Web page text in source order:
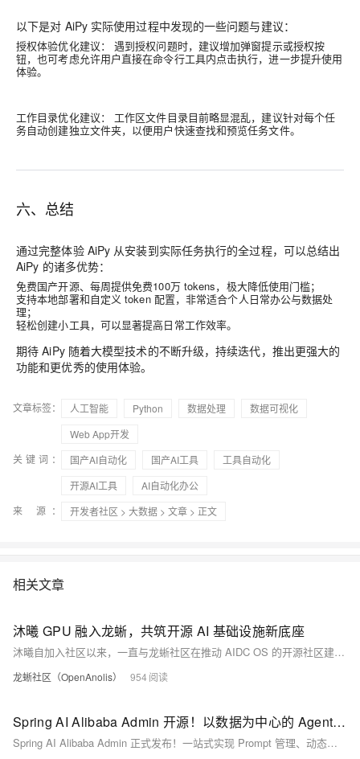
以下是对 AiPy 实际使用过程中发现的一些问题与建议：
授权体验优化建议：
遇到授权问题时，建议增加弹窗提示或授权按
钮，也可考虑允许用户直接在命令行工具内点击执行，进一步提升使用
体验。
工作目录优化建议：
工作区文件目录目前略显混乱，建议针对每个任
务自动创建独立文件夹，以便用户快速查找和预览任务文件。
六、总结
通过完整体验 AiPy 从安装到实际任务执行的全过程，可以总结出
AiPy 的诸多优势：
免费国产开源、每周提供免费100万 tokens，极大降低使用门槛；
支持本地部署和自定义 token 配置，非常适合个人日常办公与数据处
理；
轻松创建小工具，可以显著提高日常工作效率。
期待 AiPy 随着大模型技术的不断升级，持续迭代，推出更强大的
功能和更优秀的使用体验。
文章标签： 人工智能 Python 数据处理
数据可视化
Web App开发
关键词：
国产AI自动化 国产AI工具
工具自动化
开源AI工具
AI自动化办公
来 源：
开发者社区 > 大数据 > 文章 > 正文
相关文章
沐曦 GPU 融入龙蜥，共筑开源 AI 基础设施新底座
沐曦自加入社区以来，一直与龙蜥社区在推动 AIDC OS 的开源社区建设等方面保持合作。
龙蜥社区（OpenAnolis） 954
Spring AI Alibaba Admin 开源！以数据为中心的 Agent 开发平台
Spring AI Alibaba Admin 正式发布！一站式实现 Prompt 管理、动态热更新、评测集构建、自动化评估与全链路可观测，助力企业高效构建可信赖的 AI Agent 应用。开源共建，现已上线！